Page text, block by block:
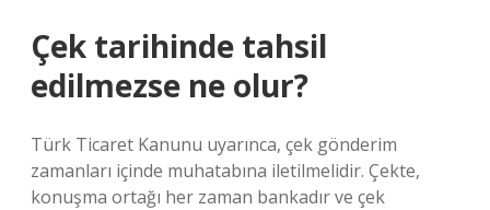
Çek tarihinde tahsil
edilmezse ne olur?
Türk Ticaret Kanunu uyarınca, çek gönderim
zamanları içinde muhatabına iletilmelidir. Çekte,
konuşma ortağı her zaman bankadır ve çek